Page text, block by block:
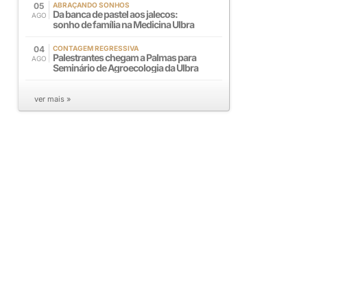
05
AGO
ABRAÇANDO SONHOS
Da banca de pastel aos jalecos:
sonho de família na Medicina Ulbra
04
AGO
CONTAGEM REGRESSIVA
Palestrantes chegam a Palmas para
Seminário de Agroecologia da Ulbra
ver mais »